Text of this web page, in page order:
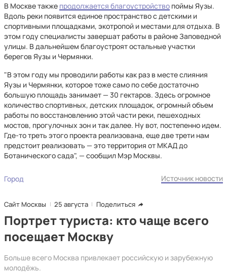
В Москве также продолжается благоустройство поймы Яузы.
Вдоль реки появится единое пространство с детскими и
спортивными площадками, экотропой и местами для отдыха. В
этом году специалисты завершат работы в районе Заповедной
улицы. В дальнейшем благоустроят остальные участки
берегов Яузы и Чермянки.
"В этом году мы проводили работы как раз в месте слияния
Яузы и Чермянки, которое тоже само по себе достаточно
большую площадь занимает — 30 гектаров. Здесь огромное
количество спортивных, детских площадок, огромный объем
работы по восстановлению этой части реки, пешеходных
мостов, прогулочных зон и так далее. Ну вот, постепенно идем.
Где-то треть этого проекта реализована, еще две трети нам
предстоит реализовать — это территория от МКАД до
Ботанического сада", — сообщил Мэр Москвы.
Город Источник новости
Сайт Москвы 25 августа Поделиться
Портрет туриста: кто чаще всего
посещает Москву
Больше всего Москва привлекает российскую и зарубежную
молодёжь.